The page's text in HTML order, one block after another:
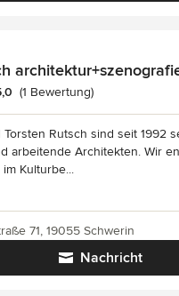
Bewertung: 5 von 5
(1 Bewertung)
Rutsch sind seit 1992
arbeitende Architekten. Wir
Kulturbe...
Nachricht
71, 19055 Schwerin